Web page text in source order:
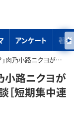
アンケート 著者
！人生＆マネー相談［短期集中連載 Vol.1］
小路ニクヨが
［短期集中連